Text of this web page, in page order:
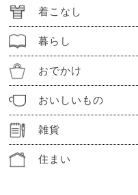
着こなし
暮らし
おでかけ
おいしいもの
雑貨
住まい